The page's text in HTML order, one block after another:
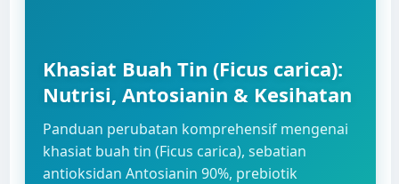
Khasiat Buah Tin (Ficus carica):
Nutrisi, Antosianin & Kesihatan
Panduan perubatan komprehensif mengenai
khasiat buah tin (Ficus carica), sebatian
antioksidan Antosianin 90%, prebiotik